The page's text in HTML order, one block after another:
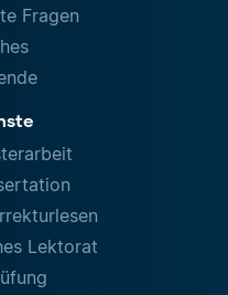
Fragen
Lektorat